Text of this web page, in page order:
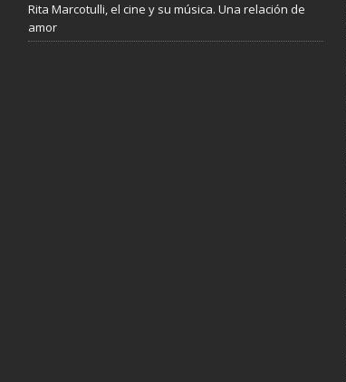
Rita Marcotulli, el cine y su música. Una relación de
amor